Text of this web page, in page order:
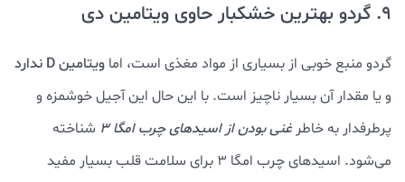
9. گردو بهترین خشکبار حاوی ویتامین دی
گردو منبع خوبی از بسیاری از مواد مغذی است، اما ویتامین D ندارد
و یا مقدار آن بسیار ناچیز است. با این حال این آجیل خوشمزه و
پرطرفدار به خاطر غنی بودن از اسیدهای چرب امگا 3
شناخته
می‌شود. اسیدهای چرب امگا 3 برای سلامت قلب بسیار مفید